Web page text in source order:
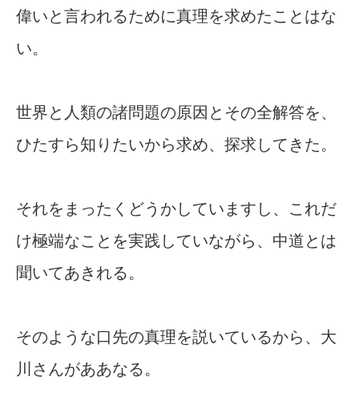
偉いと言われるために真理を求めたことはな
い。
世界と人類の諸問題の原因とその全解答を、
ひたすら知りたいから求め、探求してきた。
それをまったくどうかしていますし、これだ
け極端なことを実践していながら、中道とは
聞いてあきれる。
そのような口先の真理を説いているから、大
川さんがああなる。